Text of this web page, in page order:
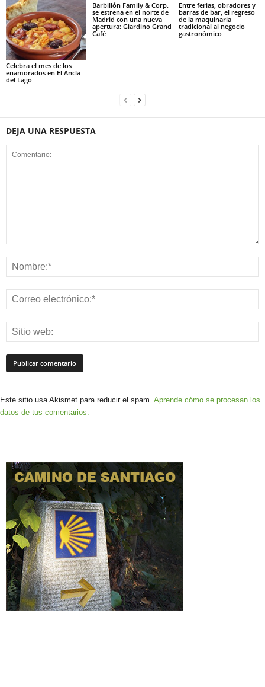
Celebra el mes de los
enamorados en El Ancla
del Lago
Barbillón Family & Corp.
se estrena en el norte de
Madrid con una nueva
apertura: Giardino Grand
Café
Entre ferias, obradores y
barras de bar, el regreso
de la maquinaria
tradicional al negocio
gastronómico
DEJA UNA RESPUESTA
Este sitio usa Akismet para reducir el spam. Aprende cómo se procesan los
datos de tus comentarios.